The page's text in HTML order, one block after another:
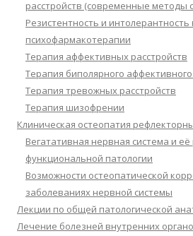
расстройств (современные методы
Резистентность и интолерантность
психофармакотерапии
Терапия аффективных расстройств
Терапия биполярного
Терапия тревожных расстройств
Терапия шизофрении
Клиническая остеопатия
Вегатативная нервная система и
функциональной патологии
Возможности остеопатической
заболеваниях нервной системы
Лекции по общей патологической
Лечение болезней внутренних